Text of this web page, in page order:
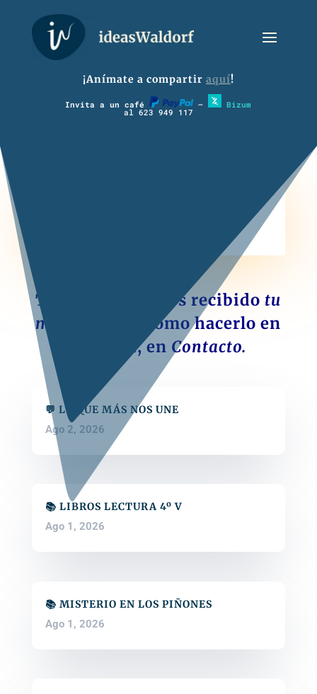
¡Anímate a compartir aquí!
Invita a un café – Bizum
al 623 949 117
Todavía no hemos recibido tu
material.
Lee cómo hacerlo en
el menú, en Contacto.
💬 LO QUE MÁS NOS UNE
Ago 2, 2026
📚 LIBROS LECTURA 4º V
Ago 1, 2026
📚 MISTERIO EN LOS PIÑONES
Ago 1, 2026